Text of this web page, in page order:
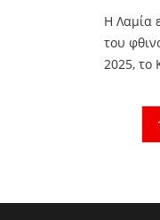
Η Λαμία
του
2025, το
Cocktail
τις